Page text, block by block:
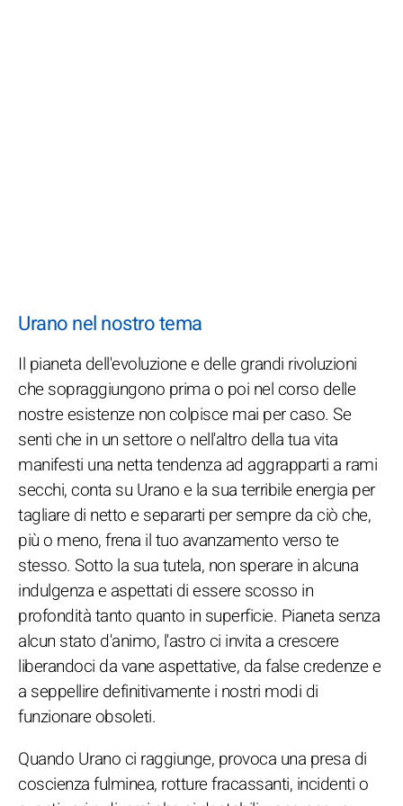
Urano nel nostro tema
Il pianeta dell'evoluzione e delle grandi rivoluzioni
che sopraggiungono prima o poi nel corso delle
nostre esistenze non colpisce mai per caso. Se
senti che in un settore o nell'altro della tua vita
manifesti una netta tendenza ad aggrapparti a rami
secchi, conta su Urano e la sua terribile energia per
tagliare di netto e separarti per sempre da ciò che,
più o meno, frena il tuo avanzamento verso te
stesso. Sotto la sua tutela, non sperare in alcuna
indulgenza e aspettati di essere scosso in
profondità tanto quanto in superficie. Pianeta senza
alcun stato d'animo, l'astro ci invita a crescere
liberandoci da vane aspettative, da false credenze e
a seppellire definitivamente i nostri modi di
funzionare obsoleti.
Quando Urano ci raggiunge, provoca una presa di
coscienza fulminea, rotture fracassanti, incidenti o